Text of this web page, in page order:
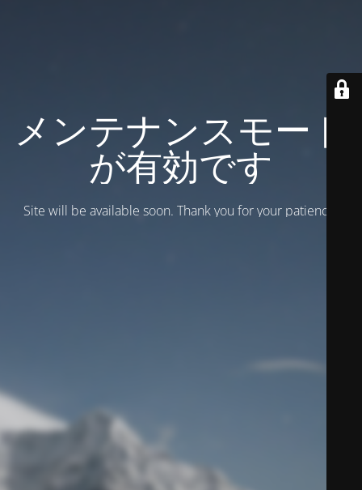
メンテナンスモード
が有効です
Site will be available soon. Thank you for your patience!